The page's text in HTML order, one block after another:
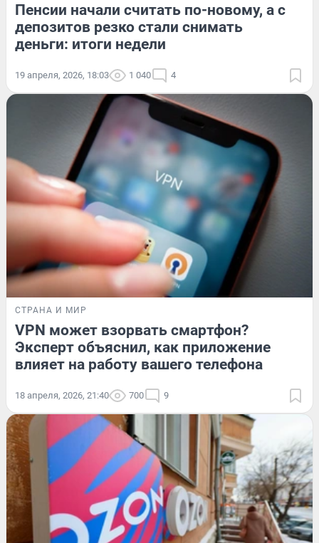
Пенсии начали считать по-новому, а с
депозитов резко стали снимать
деньги: итоги недели
19 апреля, 2026, 18:03 1 040 4
СТРАНА И МИР
VPN может взорвать смартфон?
Эксперт объяснил, как приложение
влияет на работу вашего телефона
18 апреля, 2026, 21:40 700 9